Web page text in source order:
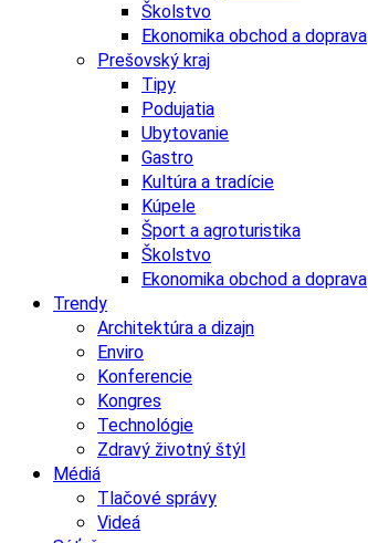
Školstvo
Ekonomika obchod a doprava
Prešovský kraj
Tipy
Podujatia
Ubytovanie
Gastro
Kultúra a tradície
Kúpele
Šport a agroturistika
Školstvo
Ekonomika obchod a doprava
Trendy
Architektúra a dizajn
Enviro
Konferencie
Kongres
Technológie
Zdravý životný štýl
Médiá
Tlačové správy
Videá